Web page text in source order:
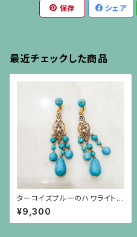
保存 シェア
最近チェックした商品
ターコイズブルーのハワライトと
古代金メッキの揺れるイヤリン
グ
¥9,300